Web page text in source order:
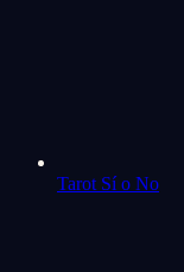
Tarot Sí o No